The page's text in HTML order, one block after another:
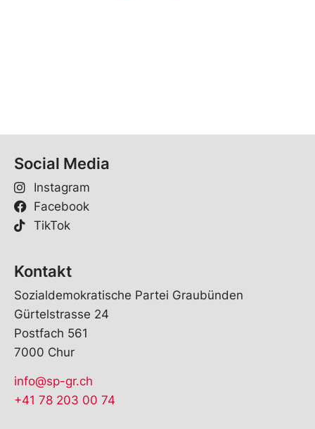
Social Media
Instagram
Facebook
TikTok
Kontakt
Sozialdemokratische Partei Graubünden
Gürtelstrasse 24
Postfach 561
7000 Chur
info@sp-gr.ch
+41 78 203 00 74